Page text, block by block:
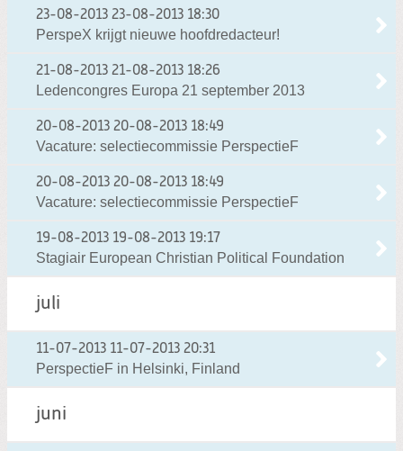
23-08-2013 23-08-2013 18:30
PerspeX krijgt nieuwe hoofdredacteur!
21-08-2013 21-08-2013 18:26
Ledencongres Europa 21 september 2013
20-08-2013 20-08-2013 18:49
Vacature: selectiecommissie PerspectieF
20-08-2013 20-08-2013 18:49
Vacature: selectiecommissie PerspectieF
19-08-2013 19-08-2013 19:17
Stagiair European Christian Political Foundation
juli
11-07-2013 11-07-2013 20:31
PerspectieF in Helsinki, Finland
juni